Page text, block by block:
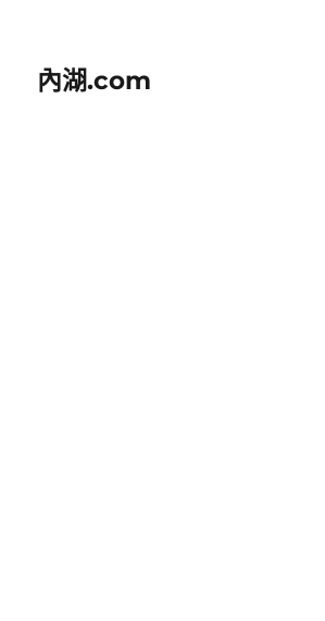
內湖.com